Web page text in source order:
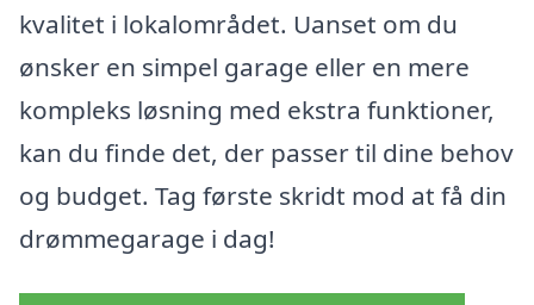
kvalitet i lokalområdet. Uanset om du
ønsker en simpel garage eller en mere
kompleks løsning med ekstra funktioner,
kan du finde det, der passer til dine behov
og budget. Tag første skridt mod at få din
drømmegarage i dag!